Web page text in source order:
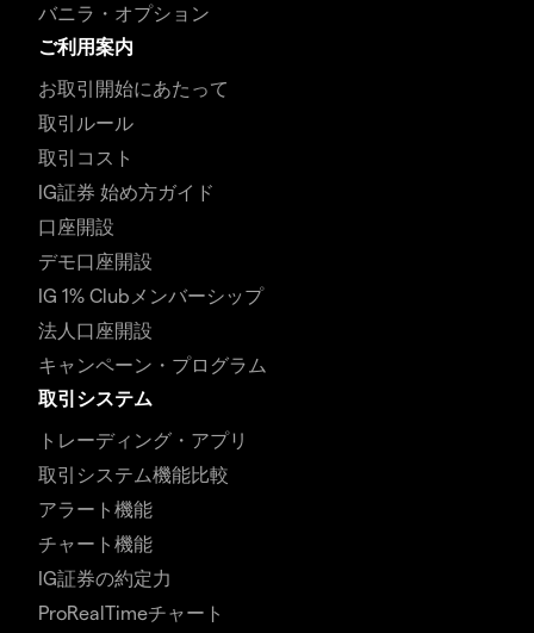
バニラ・オプション
ご利用案内
お取引開始にあたって
取引ルール
取引コスト
IG証券 始め方ガイド
口座開設
デモ口座開設
IG 1% Clubメンバーシップ
法人口座開設
キャンペーン・プログラム
取引システム
トレーディング・アプリ
取引システム機能比較
アラート機能
チャート機能
IG証券の約定力
ProRealTimeチャート